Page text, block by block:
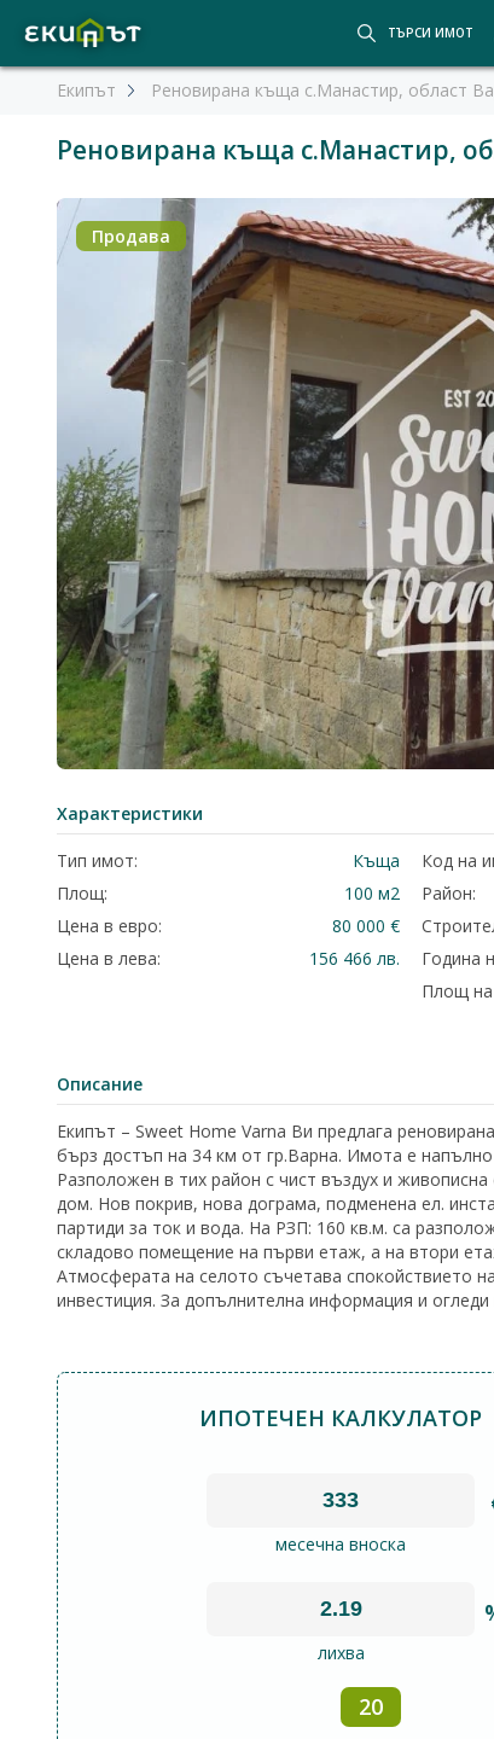
ТЪРСИ ИМОТ
Екипът Реновирана къща с.Манастир, област
Реновирана къща с.Манастир,
Продава
Характеристики
Тип имот:
Къща
Площ:
100 м2
Цена в евро:
80 000 €
Цена в лева:
156 466 лв.
Код на
Район:
Година
Площ на
Описание
Екипът – Sweet Home Varna Ви предлага
бърз достъп на 34 км от гр.Варна. Имота е
Разположен в тих район с чист въздух и
дом. Нов покрив, нова дограма, подменена ел.
партиди за ток и вода. На РЗП: 160 кв.м. са
складово помещение на първи етаж, а на втори
Атмосферата на селото съчетава спокойствието
инвестиция. За допълнителна информация и
ИПОТЕЧЕН КАЛКУЛАТОР
месечна вноска
лихва
20